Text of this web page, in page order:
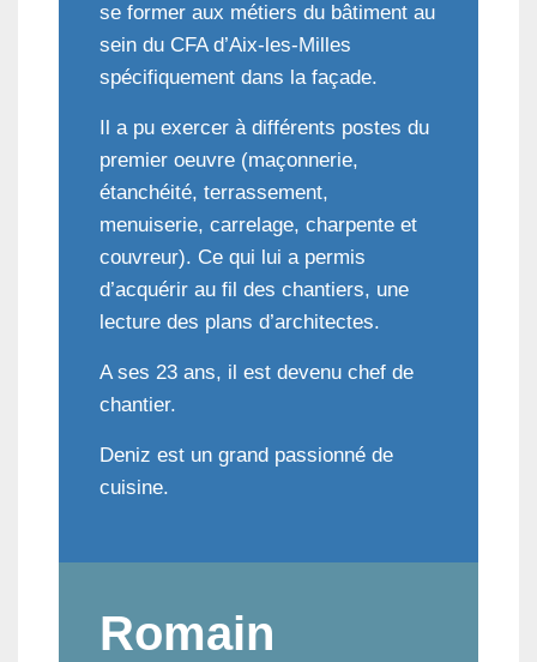
se former aux métiers du bâtiment au
sein du CFA d’Aix-les-Milles
spécifiquement dans la façade.
Il a pu exercer à différents postes du
premier oeuvre (maçonnerie,
étanchéité, terrassement,
menuiserie, carrelage, charpente et
couvreur). Ce qui lui a permis
d’acquérir au fil des chantiers, une
lecture des plans d’architectes.
A ses 23 ans, il est devenu chef de
chantier.
Deniz est un grand passionné de
cuisine.
Romain